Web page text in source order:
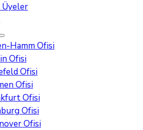
Üyeler
Hamm Ofisi
Ofisi
Ofisi
Ofisi
Ofisi
Ofisi
Ofisi